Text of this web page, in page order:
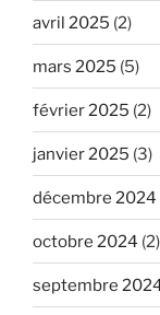
avril 2025 (2)
mars 2025 (5)
février 2025 (2)
janvier 2025 (3)
décembre 2024
octobre 2024 (2)
septembre